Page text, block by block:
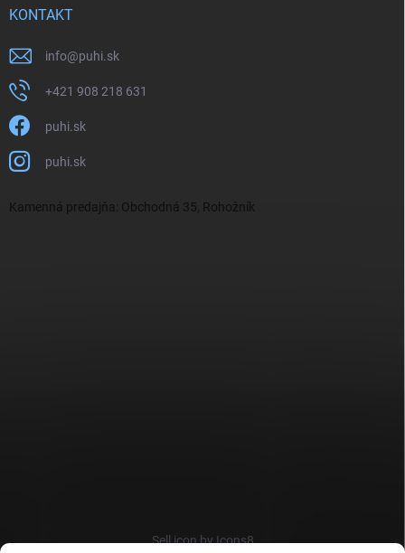
KONTAKT
info@puhi.sk
+421 908 218 631
puhi.sk
puhi.sk
Kamenná predajňa: Obchodná 35, Rohožník
Sell icon by Icons8